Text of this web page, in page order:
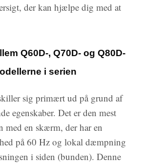
der kan hjælpe dig med at
Q60D-, Q70D- og Q80D-
i serien
sig primært ud på grund af
egenskaber. Det er den mest
med en skærm, der har en
på 60 Hz og lokal dæmpning
i siden (bunden). Denne